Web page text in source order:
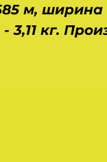
м, ширина
3,11 кг.